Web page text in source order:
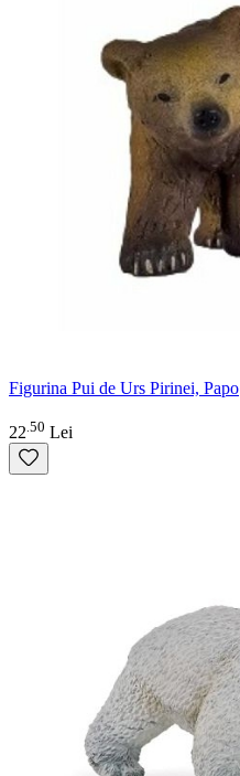
Figurina Pui de Urs Pirinei, Papo
22 50 Lei